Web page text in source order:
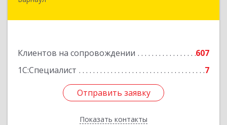
Клиентов на сопровождении
607
1С:Специалист
7
Отправить заявку
Показать контакты
Отправить заявку
Назад